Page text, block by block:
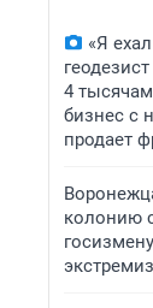
«Я
4
бизнес с
продает
колонию